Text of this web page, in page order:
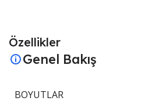
Özellikler
Genel Bakış
BOYUTLAR